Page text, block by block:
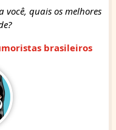
você, quais os melhores
brasileiros